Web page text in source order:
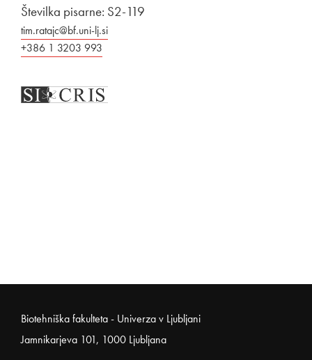
Številka pisarne: S2-119
tim.ratajc@bf.uni-lj.si
+386 1 3203 993
Noga strani
Biotehniška fakulteta - Univerza v Ljubljani
Jamnikarjeva 101, 1000 Ljubljana